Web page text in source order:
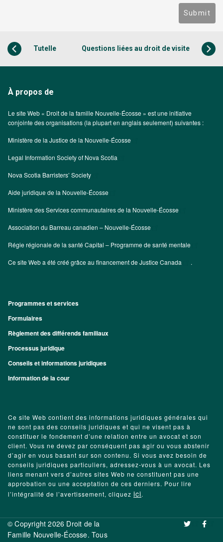
Submit
Tutelle Questions liées au droit de visite
À propos de
Le site Web « Droit de la famille Nouvelle-Écosse » est une initiative
conjointe des organisations (la plupart en anglais seulement) suivantes :
Ministère de la Justice de la Nouvelle-Écosse
Legal Information Society of Nova Scotia
Nova Scotia Barristers’ Society
Aide juridique de la Nouvelle-Écosse
Ministère des Services communautaires de la Nouvelle-Écosse
Association du Barreau canadien – Nouvelle-Écosse
Régie régionale de la santé Capital – Programme de santé mentale
Ce site Web a été créé grâce au financement deJustice Canada .
Footer
Programmes et services
Formulaires
Règlement des différends familiaux
Processus juridique
Conseils et informations juridiques
Information de la cour
Ce site Web contient des informations juridiques générales qui
ne sont pas des conseils juridiques et qui ne visent pas à
constituer le fondement d’une relation entre un avocat et son
client. Vous ne devez par conséquent pas agir ou vous abstenir
d’agir en vous basant sur son contenu. Si vous avez besoin de
conseils juridiques particuliers, adressez-vous à un avocat. Les
liens menant vers d’autres sites Web ne constituent pas une
approbation ou une acceptation de ces derniers. Pour lire
l’intégralité de l’avertissement, cliquez ici.
© Copyright 2026 Droit de la
Famille Nouvelle-Écosse. Tous